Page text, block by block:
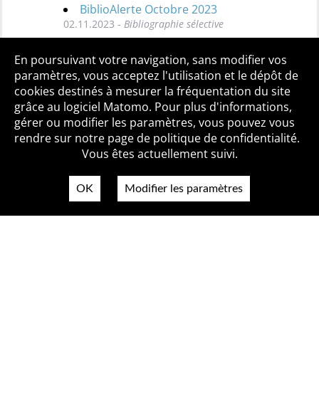
BiblioAlerte Octobre 2023
02.11.2023 - Bibliographie sélective
Toutes les BiblioAlertes
Qui sommes-nous ? Mentions légales
Accessibilité
Politique de confidentialité
Contact
En poursuivant votre navigation, sans modifier vos
paramètres, vous acceptez l'utilisation et le dépôt de
cookies destinés à mesurer la fréquentation du site
grâce au logiciel Matomo. Pour plus d'informations,
gérer ou modifier les paramètres, vous pouvez vous
rendre sur notre page de politique de confidentialité.
Vous êtes actuellement suivi.
OK Modifier les paramètres